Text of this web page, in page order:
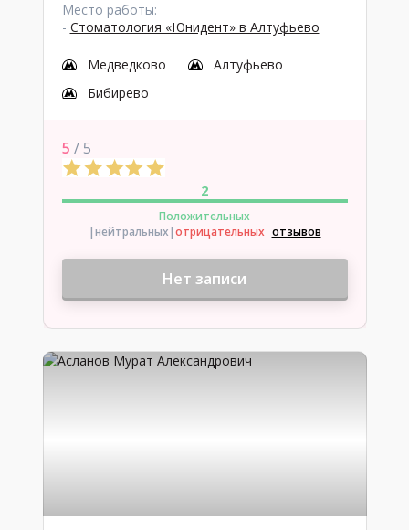
Место работы:
- Стоматология «Юнидент» в Алтуфьево
Медведково
Алтуфьево
Бибирево
5 / 5
2
Положительных
|нейтральных|отрицательных отзывов
Нет записи